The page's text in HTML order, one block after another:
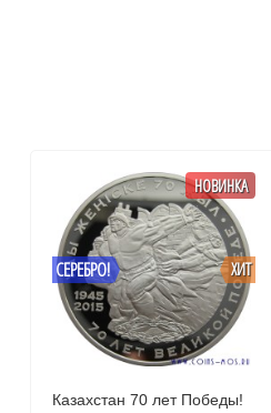
СЕРЕБРО! ХИТ
НОВИНКА
Казахстан 70 лет Победы!